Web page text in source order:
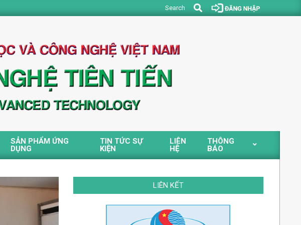
Search
Search
SẢN PHẨM ỨNG
DỤNG
TIN TỨC SỰ
KIỆN
LIÊN
HỆ
THÔNG
BÁO
LIÊN KẾT